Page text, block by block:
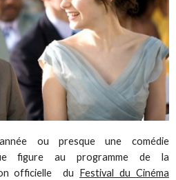
ou presque une comédie
figure au programme de la
officielle du Festival du Cinéma